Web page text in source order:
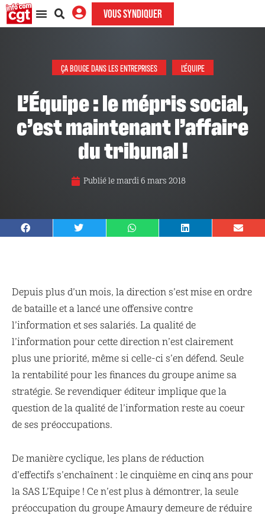
VOUS SYNDIQUER
ÇA BOUGE DANS LES ENTREPRISES L'ÉQUIPE
L’Équipe : le mépris social,
c’est maintenant l’affaire
du tribunal !
Publié lemardi 6 mars 2018
Depuis plus d’un mois, la direction s’est mise en ordre
de bataille et a lancé une offensive contre
l’information et ses salariés. La qualité de
l’information pour cette direction n’est clairement
plus une priorité, même si celle-ci s’en défend. Seule
la rentabilité pour les finances du groupe anime sa
stratégie. Se revendiquer éditeur implique que la
question de la qualité de l’information reste au coeur
de ses préoccupations.
De manière cyclique, les plans de réduction
d’effectifs s’enchaînent : le cinquième en cinq ans pour
la SAS L’Equipe ! Ce n’est plus à démontrer, la seule
préoccupation du groupe Amaury demeure de réduire